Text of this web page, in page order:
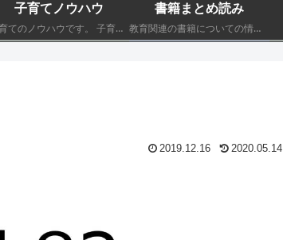
子育てノウハウ
子育てのノウハウです。 子育てにおいて最低限知っておくべきことを書きます。
書籍まとめ読み
教育関連の書籍についての情報です。 子育てにおいて最低限知っておくべきことを書きます。
2019.12.16 2020.05.14